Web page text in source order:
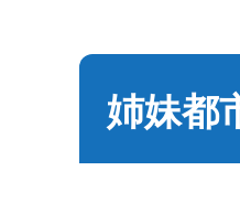
姉妹都